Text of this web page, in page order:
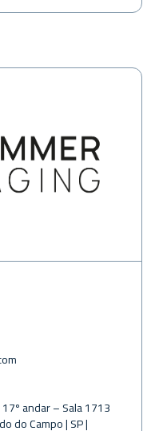
andar – Sala 1713
do Campo | SP |